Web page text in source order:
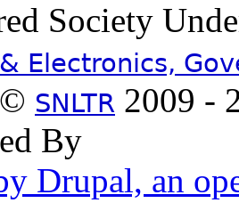
Society
Electronics,
SNLTR 2009 -
By